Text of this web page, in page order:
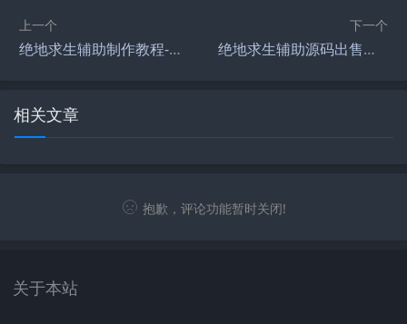
上一个
绝地求生辅助制作教程-绝地求生游戏辅助工具开发与制作指南
下一个
绝地求生辅助源码出售风险揭秘-绝地求生游戏辅助工具源码购买风险与合法性探讨
相关文章
抱歉，评论功能暂时关闭!
关于本站